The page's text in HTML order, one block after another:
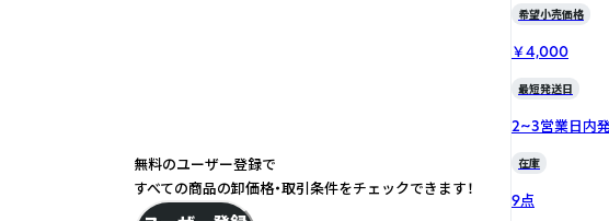
希望小売価格
￥4,000
最短発送日
2~3営業日内
在庫
9点
無料のユーザー登録で
すべての商品の卸価格・取引条件をチェックできます！